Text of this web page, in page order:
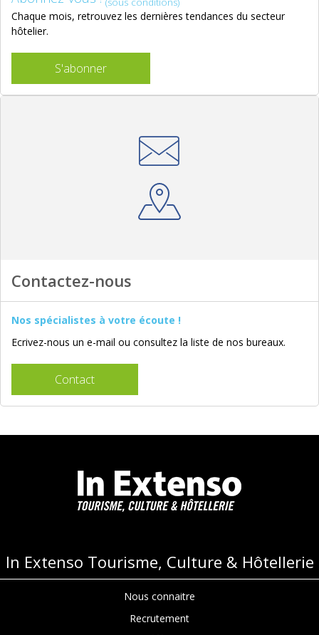
Chaque mois, retrouvez les dernières tendances du secteur
hôtelier.
S'abonner
Contactez-nous
Nos spécialistes à votre écoute !
Ecrivez-nous un e-mail ou consultez la liste de nos bureaux.
Contact
In Extenso Tourisme, Culture & Hôtellerie
Nous connaitre
Recrutement